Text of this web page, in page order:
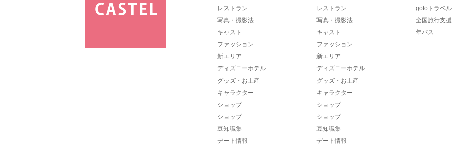
レストラン
写真・撮影法
キャスト
ファッション
新エリア
ディズニーホテル
グッズ・お土産
キャラクター
ショップ
ショップ
豆知識集
デート情報
レストラン
写真・撮影法
キャスト
ファッション
新エリア
ディズニーホテル
グッズ・お土産
キャラクター
ショップ
ショップ
豆知識集
デート情報
gotoトラベル
全国旅行支援
年パス